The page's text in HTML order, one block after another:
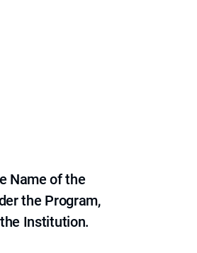
Name of the
the Program,
Institution.